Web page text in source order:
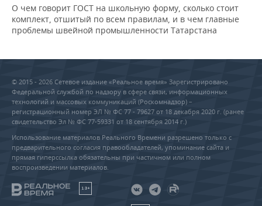
О чем говорит ГОСТ на школьную форму, сколько стоит
комплект, отшитый по всем правилам, и в чем главные
проблемы швейной промышленности Татарстана
© 2015 - 2026 Сетевое издание «Реальное время» Зарегистрировано
Федеральной службой по надзору в сфере связи, информационных
технологий и массовых коммуникаций (Роскомнадзор) –
регистрационный номер ЭЛ № ФС 77 - 79627 от 18 декабря 2020 г. (ранее
свидетельство Эл № ФС 77-59331 от 18 сентября 2014 г.)
Использование материалов Реального Времени разрешено только с
предварительного согласия правообладателей, упоминание сайта и
прямая гиперссылка обязательны при частичном или полном
воспроизведении материалов.
18+